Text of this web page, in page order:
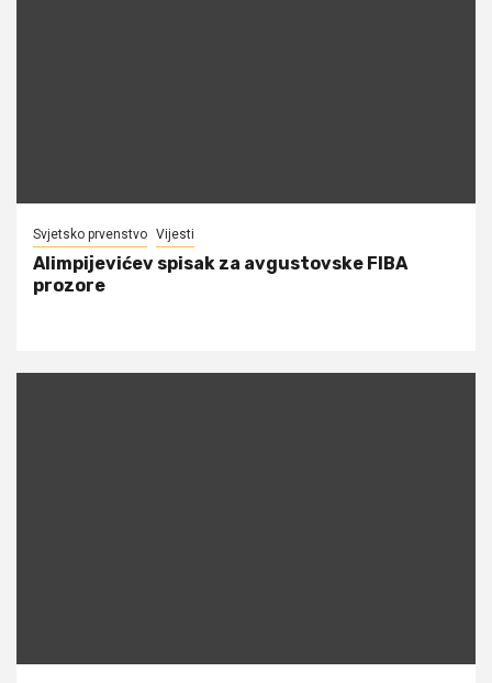
Svjetsko prvenstvo Vijesti
Alimpijevićev spisak za avgustovske FIBA
prozore